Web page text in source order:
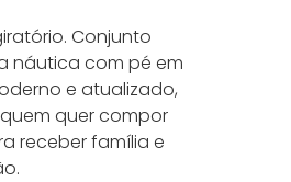
Conjunto
náutica com pé em
e atualizado,
quer compor
receber família e